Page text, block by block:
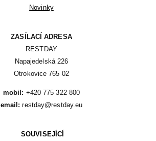
Novinky
ZASÍLACÍ ADRESA
RESTDAY
Napajedelská 226
Otrokovice 765 02
mobil:
email: restday@restday.eu
SOUVISEJÍCÍ